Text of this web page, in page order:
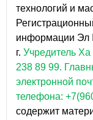
технологий и
информации Эл
г. Учредитель
238 89 99.
электронной
телефона:
содержит